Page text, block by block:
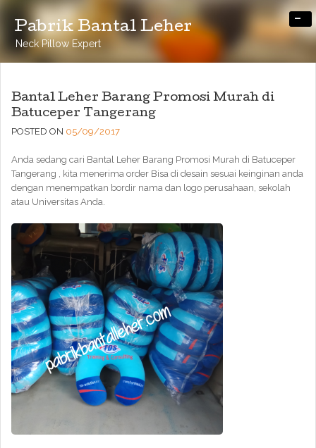
Pabrik Bantal Leher
Neck Pillow Expert
-
Bantal Leher Barang Promosi Murah di
Batuceper Tangerang
POSTED ON 05/09/2017
Anda sedang cari Bantal Leher Barang Promosi Murah di Batuceper
Tangerang , kita menerima order Bisa di desain sesuai keinginan anda
dengan menempatkan bordir nama dan logo perusahaan, sekolah
atau Universitas Anda.